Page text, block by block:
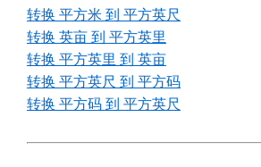
转换 平方米 到 平方英尺
转换 英亩 到 平方英里
转换 平方英里 到 英亩
转换 平方英尺 到 平方码
转换 平方码 到 平方英尺